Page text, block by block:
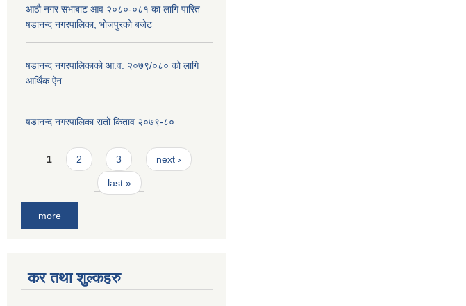
आठौ नगर सभाबाट आव २०८०-०८१ का लागि पारित
षडानन्द नगरपालिका, भोजपुरको बजेट
षडानन्द नगरपालिकाको आ.व. २०७९/०८० को लागि
आर्थिक ऐन
षडानन्द नगरपालिका रातो किताव २०७९-८०
Pages
1 2 3 next ›
last »
more
कर तथा शुल्कहरु